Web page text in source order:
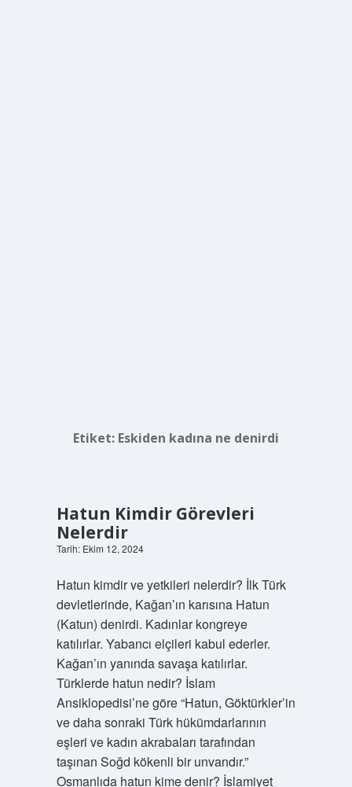
Etiket: Eskiden kadına ne denirdi
Hatun Kimdir Görevleri
Nelerdir
Tarih: Ekim 12, 2024
Hatun kimdir ve yetkileri nelerdir? İlk Türk
devletlerinde, Kağan’ın karısına Hatun
(Katun) denirdi. Kadınlar kongreye
katılırlar. Yabancı elçileri kabul ederler.
Kağan’ın yanında savaşa katılırlar.
Türklerde hatun nedir? İslam
Ansiklopedisi’ne göre “Hatun, Göktürkler’in
ve daha sonraki Türk hükümdarlarının
eşleri ve kadın akrabaları tarafından
taşınan Soğd kökenli bir unvandır.”
Osmanlıda hatun kime denir? İslamiyet